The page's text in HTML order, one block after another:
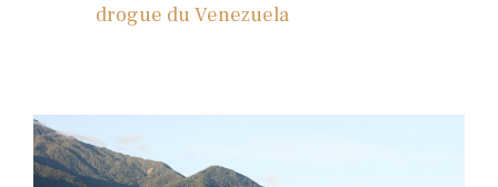
drogue du Venezuela